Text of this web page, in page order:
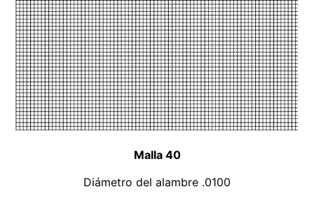
Malla 40
Diámetro del alambre .0100